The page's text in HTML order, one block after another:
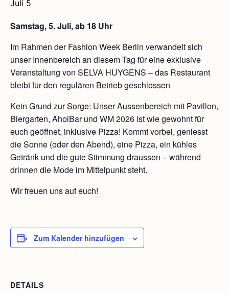
Juli 5
Samstag, 5. Juli, ab 18 Uhr
Im Rahmen der Fashion Week Berlin verwandelt sich
unser Innenbereich an diesem Tag für eine exklusive
Veranstaltung von SELVA HUYGENS – das Restaurant
bleibt für den regulären Betrieb geschlossen
Kein Grund zur Sorge: Unser Aussenbereich mit Pavillon,
Biergarten, AhoiBar und WM 2026 ist wie gewohnt für
euch geöffnet, inklusive Pizza! Kommt vorbei, geniesst
die Sonne (oder den Abend), eine Pizza, ein kühles
Getränk und die gute Stimmung draussen – während
drinnen die Mode im Mittelpunkt steht.
Wir freuen uns auf euch!
Zum Kalender hinzufügen
DETAILS